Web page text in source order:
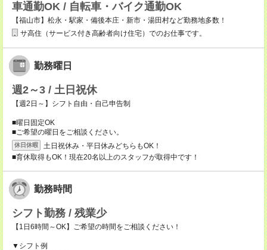
車通勤OK / 自転車・バイク通勤OK
【福山市】松永・駅家・備後本庄・新市・湯田村など勤務地多数！
サ高住（サービス付き高齢者向け住宅）でのお仕事です。
勤務曜日
週2～3 / 土日祝休
【週2日～】シフト自由・自己申告制
■曜日固定OK
■ご希望の曜日をご相談ください。
休日休暇
土日祝休み・平日休みどちらもOK！
■育休取得もOK！現在20名以上のスタッフが取得中です！
勤務時間
シフト勤務 / 残業少
【1日6時間～OK】ご希望の時間をご相談ください！
▼シフト例